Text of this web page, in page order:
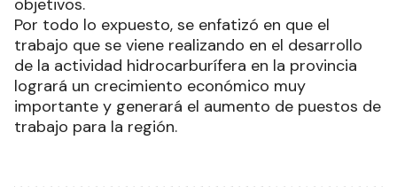
objetivos.
Por todo lo expuesto, se enfatizó en que el
trabajo que se viene realizando en el desarrollo
de la actividad hidrocarburífera en la provincia
logrará un crecimiento económico muy
importante y generará el aumento de puestos de
trabajo para la región.